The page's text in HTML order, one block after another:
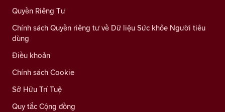
Quyền Riêng Tư
Chính sách Quyền riêng tư về Dữ liệu Sức khỏe Người tiêu
dùng
Điều khoản
Chính sách Cookie
Sở Hữu Trí Tuệ
Quy tắc Cộng đồng